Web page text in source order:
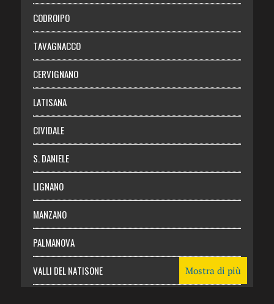
Necrologie
Chi siamo
Abbonati
Login
CODROIPO
TAVAGNACCO
CERVIGNANO
LATISANA
CIVIDALE
S. DANIELE
LIGNANO
MANZANO
PALMANOVA
VALLI DEL NATISONE Mostra di più